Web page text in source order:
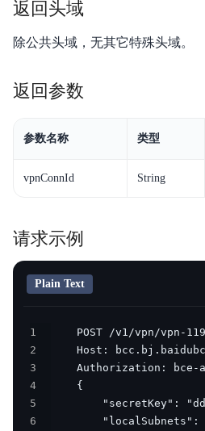
返回头域
除公共头域，无其它特殊头域。
返回参数
参数名称 类型
vpnConnId String
请求示例
Plain Text
1
2
3
4
5
6